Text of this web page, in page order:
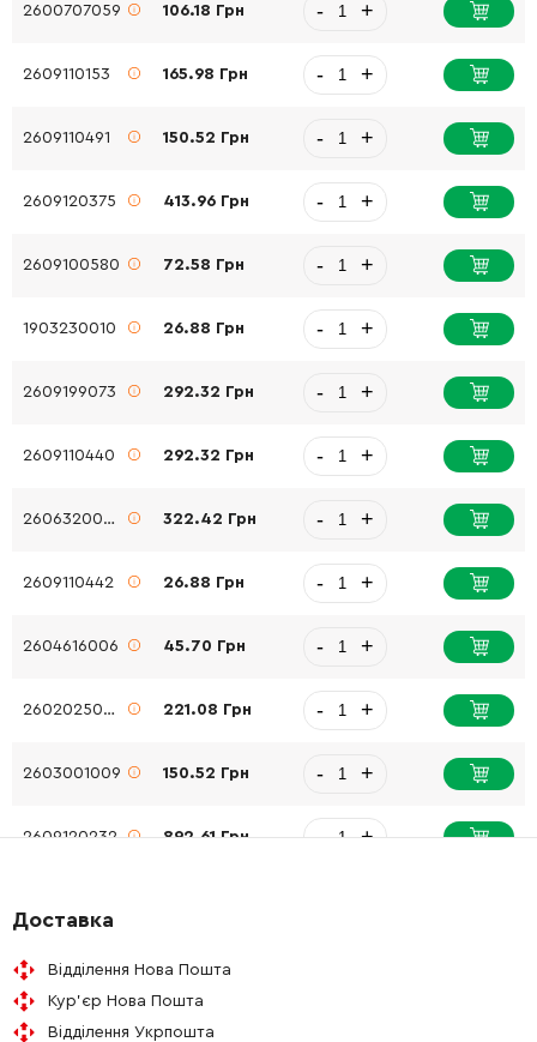
2600707059 106.18 Грн - +
2609110153 165.98 Грн - +
2609110491 150.52 Грн - +
2609120375 413.96 Грн - +
2609100580 72.58 Грн - +
1903230010 26.88 Грн - +
2609199073 292.32 Грн - +
2609110440 292.32 Грн - +
2606320092 322.42 Грн - +
2609110442 26.88 Грн - +
2604616006 45.70 Грн - +
2602025094 221.08 Грн - +
2603001009 150.52 Грн - +
2609120232 892.61 Грн - +
2609160127 76.36 Грн
2609160122 588.00 Грн
Доставка
Відділення Нова Пошта
Кур'єр Нова Пошта
Відділення Укрпошта